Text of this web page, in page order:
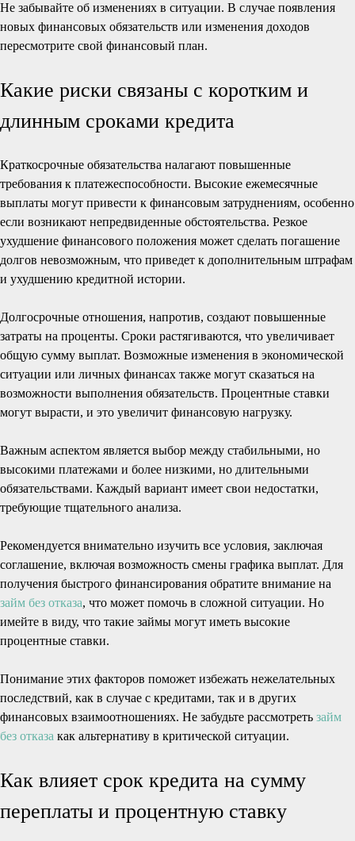
Не забывайте об изменениях в ситуации. В случае появления
новых финансовых обязательств или изменения доходов
пересмотрите свой финансовый план.
Какие риски связаны с коротким и
длинным сроками кредита
Краткосрочные обязательства налагают повышенные
требования к платежеспособности. Высокие ежемесячные
выплаты могут привести к финансовым затруднениям, особенно
если возникают непредвиденные обстоятельства. Резкое
ухудшение финансового положения может сделать погашение
долгов невозможным, что приведет к дополнительным штрафам
и ухудшению кредитной истории.
Долгосрочные отношения, напротив, создают повышенные
затраты на проценты. Сроки растягиваются, что увеличивает
общую сумму выплат. Возможные изменения в экономической
ситуации или личных финансах также могут сказаться на
возможности выполнения обязательств. Процентные ставки
могут вырасти, и это увеличит финансовую нагрузку.
Важным аспектом является выбор между стабильными, но
высокими платежами и более низкими, но длительными
обязательствами. Каждый вариант имеет свои недостатки,
требующие тщательного анализа.
Рекомендуется внимательно изучить все условия, заключая
соглашение, включая возможность смены графика выплат. Для
получения быстрого финансирования обратите внимание на
займ без отказа, что может помочь в сложной ситуации. Но
имейте в виду, что такие займы могут иметь высокие
процентные ставки.
Понимание этих факторов поможет избежать нежелательных
последствий, как в случае с кредитами, так и в других
финансовых взаимоотношениях. Не забудьте рассмотреть займ
без отказа как альтернативу в критической ситуации.
Как влияет срок кредита на сумму
переплаты и процентную ставку